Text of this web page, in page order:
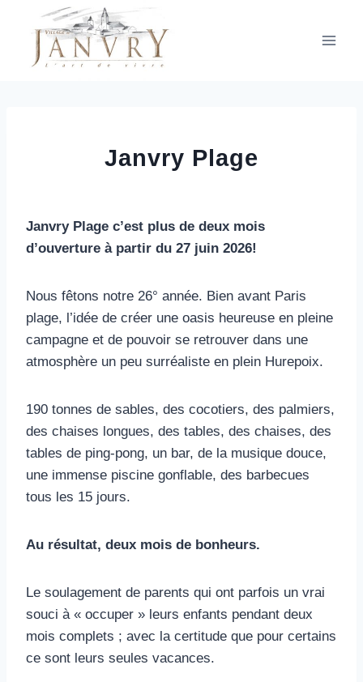
contenu
Janvry Plage
Janvry Plage c’est plus de deux mois
d’ouverture à partir du 27 juin 2026!
Nous fêtons notre 26° année. Bien avant Paris
plage, l’idée de créer une oasis heureuse en pleine
campagne et de pouvoir se retrouver dans une
atmosphère un peu surréaliste en plein Hurepoix.
190 tonnes de sables, des cocotiers, des palmiers,
des chaises longues, des tables, des chaises, des
tables de ping-pong, un bar, de la musique douce,
une immense piscine gonflable, des barbecues
tous les 15 jours.
Au résultat, deux mois de bonheurs.
Le soulagement de parents qui ont parfois un vrai
souci à « occuper » leurs enfants pendant deux
mois complets ; avec la certitude que pour certains
ce sont leurs seules vacances.